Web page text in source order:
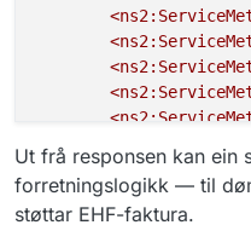
},
{
} ,
{
Ut frå responsen kan ein
forretningslogikk — til
støttar EHF-faktura.